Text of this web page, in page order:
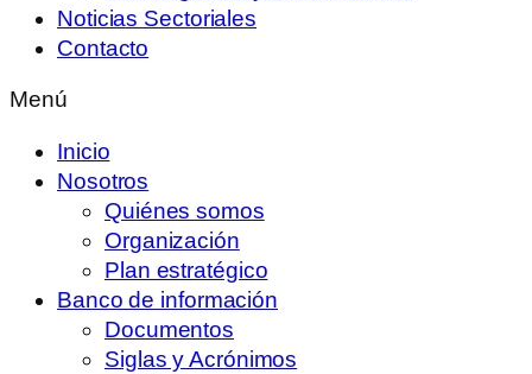
Noticias Sectoriales
Contacto
Menú
Inicio
Nosotros
Quiénes somos
Organización
Plan estratégico
Banco de información
Documentos
Siglas y Acrónimos